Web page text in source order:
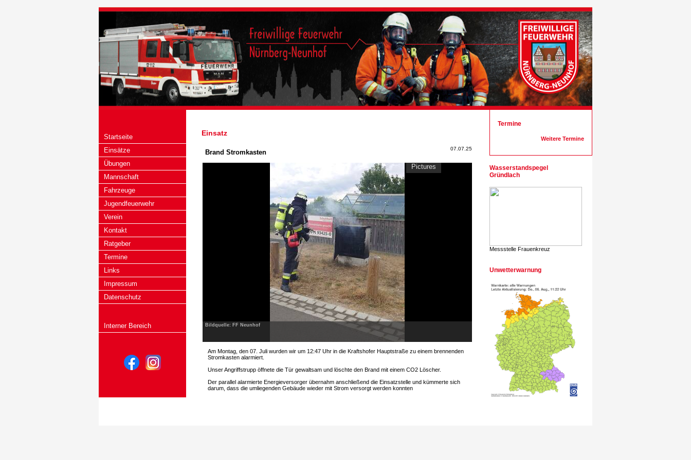
Startseite
Einsätze
Übungen
Mannschaft
Fahrzeuge
Jugendfeuerwehr
Verein
Kontakt
Ratgeber
Termine
Links
Impressum
Datenschutz
Interner Bereich
Einsatz
07.07.25
Brand Stromkasten
Bildquelle: FF Neunhof
Pictures
Am Montag, den 07. Juli wurden wir um 12:47 Uhr in die Kraftshofer Hauptstraße zu einem brennenden
Stromkasten alarmiert.
Unser Angriffstrupp öffnete die Tür gewaltsam und löschte den Brand mit einem CO2 Löscher.
Der parallel alarmierte Energieversorger übernahm anschließend die Einsatzstelle und kümmerte sich
darum, dass die umliegenden Gebäude wieder mit Strom versorgt werden konnten
Termine
Weitere Termine
Wasserstandspegel
Gründlach
Messstelle Frauenkreuz
Unwetterwarnung